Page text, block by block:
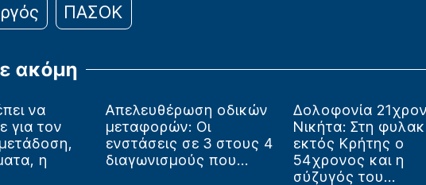
ΠΑΣΟΚ
ακόμη
να
για τον
η
Απελευθέρωση οδικών
μεταφορών: Οι
ενστάσεις σε 3 στους 4
διαγωνισμούς που...
Δολοφονία
Νικήτα: Στη
εκτός Κρήτης ο
54χρονος και η
σύζυγός του...